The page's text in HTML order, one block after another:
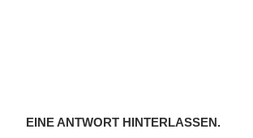
EINE ANTWORT HINTERLASSEN.